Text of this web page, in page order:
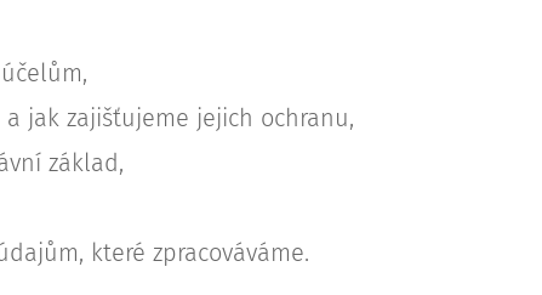
jak zajišťujeme jejich ochranu,
základ,
které zpracováváme.